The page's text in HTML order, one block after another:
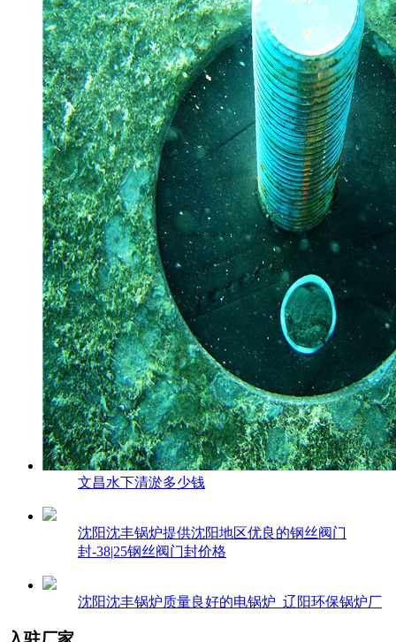
文昌水下清淤多少钱
沈阳沈丰锅炉提供沈阳地区优良的钢丝阀门
封-38|25钢丝阀门封价格
沈阳沈丰锅炉质量良好的电锅炉_辽阳环保锅炉厂